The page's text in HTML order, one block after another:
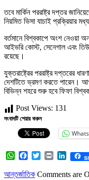
তবে মার্কিন পররাষ্ট্র দপ্তর
নিয়মিত ভিসা যাচাই প্রক্রিয়ার
বর্তমানে বিশ্বকাপে অংশ নেওয়া
আইভরি কোস্ট, সেনেগাল এবং
রয়েছে।
যুক্তরাষ্ট্রের পররাষ্ট্র দপ্তরের
দেশটিতে ভ্রমণ করতে পারেন।
বিভিন্ন শহরে শুরু হবে ফিফা
Post Views: 131
সংবাদটি শেয়ার করুন
WhatsApp
FacebookTwitter
Print
আন্তর্জাতিক Comments are